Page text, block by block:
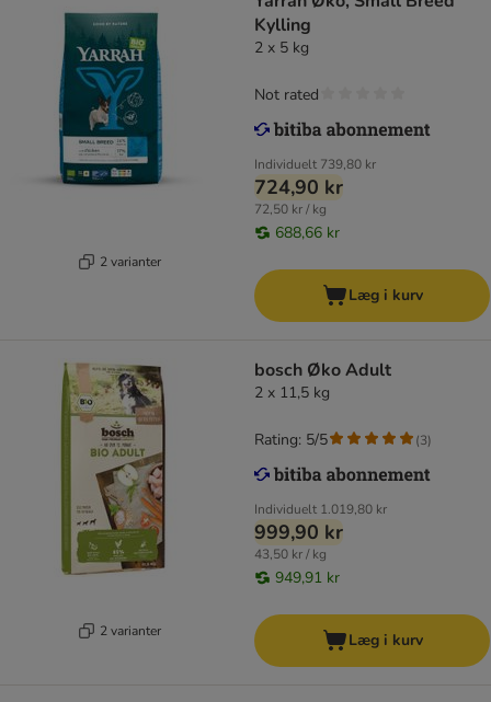
2 varianter
Kylling
2 x 5 kg
Individuelt 739,80 kr
724,90 kr
72,50 kr / kg
688,66 kr
Not rated
Læg i kurv
2 varianter
bosch Øko Adult
2 x 11,5 kg
Individuelt 1.019,80 kr
999,90 kr
43,50 kr / kg
949,91 kr
Rating: 5/5 (3)
Læg i kurv